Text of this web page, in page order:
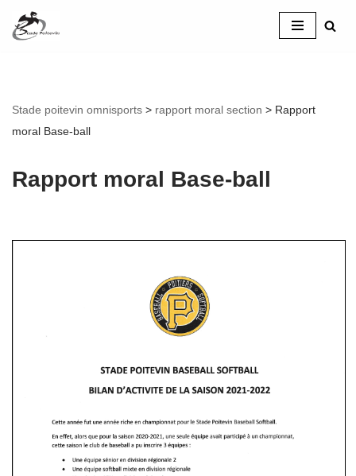
Aller
Stade poitevin omnisports > rapport moral section > Rapport
moral Base-ball
Rapport moral Base-ball